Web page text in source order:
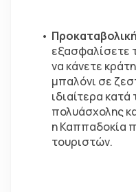
εξασφαλίσετε
να κάνετε
μπαλόνι σε
ιδιαίτερα κατά
πολυάσχολης
η Καππαδοκία
τουριστών.